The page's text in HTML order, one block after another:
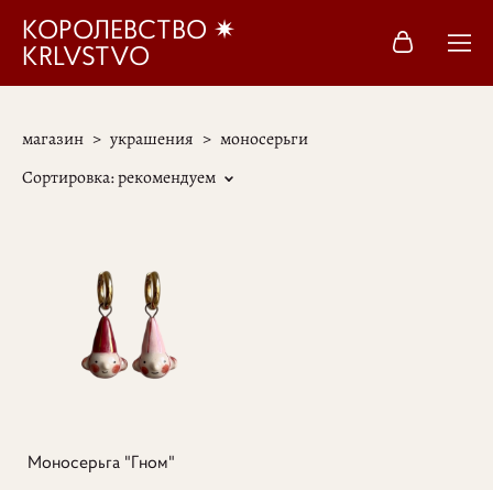
КОРОЛЕВСТВО ✷
KRLVSTVO
магазин > украшения > моносерьги
Сортировка:рекомендуем
Моносерьга "Гном"